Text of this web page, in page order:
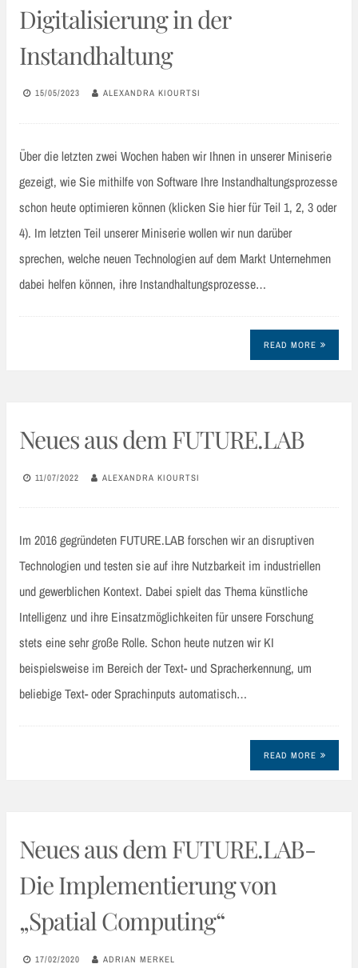
Digitalisierung in der
Instandhaltung
15/05/2023 ALEXANDRA KIOURTSI
Über die letzten zwei Wochen haben wir Ihnen in unserer Miniserie
gezeigt, wie Sie mithilfe von Software Ihre Instandhaltungsprozesse
schon heute optimieren können (klicken Sie hier für Teil 1, 2, 3 oder
4). Im letzten Teil unserer Miniserie wollen wir nun darüber
sprechen, welche neuen Technologien auf dem Markt Unternehmen
dabei helfen können, ihre Instandhaltungsprozesse…
READ MORE
Neues aus dem FUTURE.LAB
11/07/2022 ALEXANDRA KIOURTSI
Im 2016 gegründeten FUTURE.LAB forschen wir an disruptiven
Technologien und testen sie auf ihre Nutzbarkeit im industriellen
und gewerblichen Kontext. Dabei spielt das Thema künstliche
Intelligenz und ihre Einsatzmöglichkeiten für unsere Forschung
stets eine sehr große Rolle. Schon heute nutzen wir KI
beispielsweise im Bereich der Text- und Spracherkennung, um
beliebige Text- oder Sprachinputs automatisch…
READ MORE
Neues aus dem FUTURE.LAB-
Die Implementierung von
„Spatial Computing“
17/02/2020 ADRIAN MERKEL